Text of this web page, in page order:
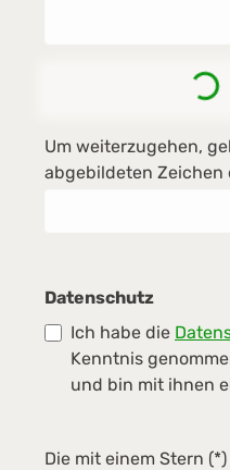
Um weiterzugehen,
abgebildeten Zeichen
Datenschutz
Ich habe die
Kenntnis
und bin mit ihnen
Die mit einem Stern